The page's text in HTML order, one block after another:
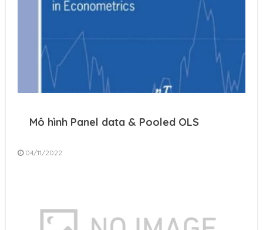
Mô hình Panel data & Pooled OLS
04/11/2022